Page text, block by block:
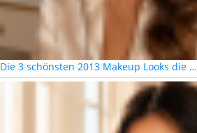
Die 3 schönsten 2013 Makeup Looks die …